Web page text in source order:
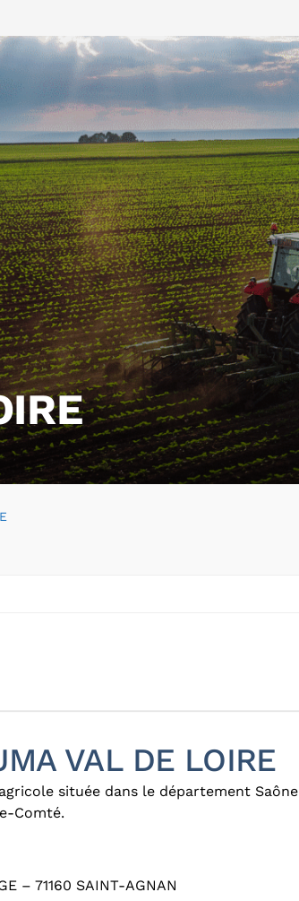
VAL DE LOIRE
située dans le département Saône
Comté.
– 71160 SAINT-AGNAN